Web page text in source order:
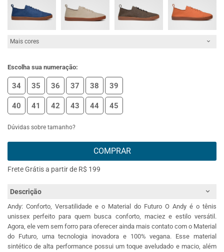
Mais cores
Escolha sua numeração:
34 35 36 37 38 39
40 41 42 43 44 45
Dúvidas sobre tamanho?
COMPRAR
Frete Grátis a partir de R$ 199
Descrição
Andy: Conforto, Versatilidade e o Material do Futuro O Andy é o tênis
unissex perfeito para quem busca conforto, maciez e estilo versátil.
Agora, ele vem sem forro para oferecer ainda mais contato com o Material
do Futuro, uma tecnologia inovadora e 100% vegana. Esse material
sintético de alta performance possui um toque aveludado e macio, além